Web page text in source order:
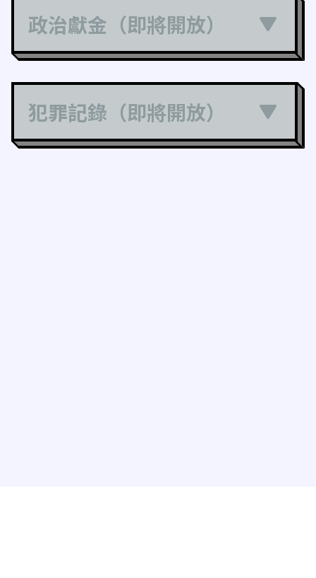
政治獻金（即將開放）
犯罪記錄（即將開放）